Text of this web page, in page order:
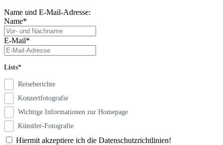
Name und E-Mail-Adresse:
Name*
E-Mail*
Lists*
Reiseberichte
Konzertfotografie
Wichtige Informationen zur Homepage
Künstler-Fotografie
Hiermit akzeptiere ich die Datenschutzrichtlinien!